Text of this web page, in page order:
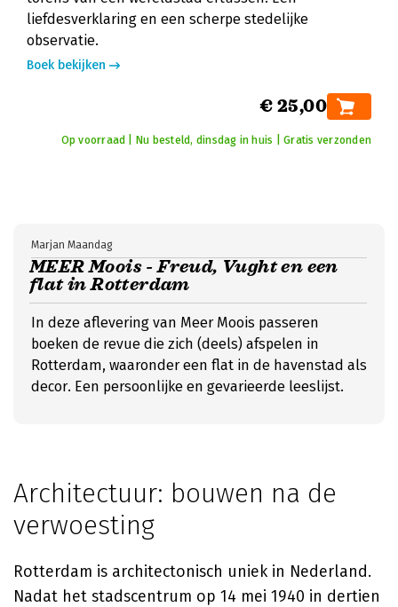
liefdesverklaring en een scherpe stedelijke
observatie.
Boek bekijken
€ 25,00
Op voorraad | Nu besteld, dinsdag in huis | Gratis verzonden
MEER Moois - Freud, Vught en een
flat in Rotterdam
Marjan Maandag
In deze aflevering van Meer Moois passeren
boeken de revue die zich (deels) afspelen in
Rotterdam, waaronder een flat in de havenstad als
decor. Een persoonlijke en gevarieerde leeslijst.
Architectuur: bouwen na de
verwoesting
Rotterdam is architectonisch uniek in Nederland.
Nadat het stadscentrum op 14 mei 1940 in dertien